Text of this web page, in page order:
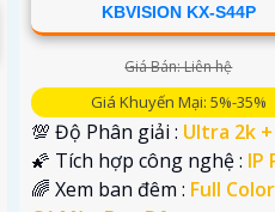
KBVISION KX-S44P
Giá Bán: Liên hệ
Giá Khuyến Mại: 5%-35%
💯 Độ Phân giải : Ultra 2k +
🌠 Tích hợp công nghệ : IP
🌈 Xem ban đêm : Full